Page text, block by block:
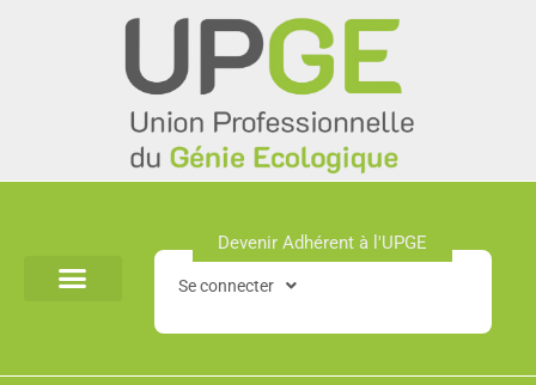
Devenir Adhérent à l'UPGE​
Se connecter